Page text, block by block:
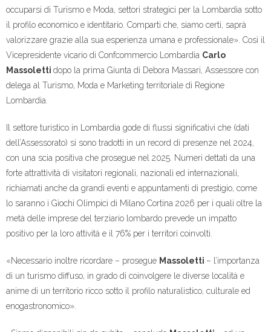
occuparsi di Turismo e Moda, settori strategici per la Lombardia sotto
il profilo economico e identitario. Comparti che, siamo certi, saprà
valorizzare grazie alla sua esperienza umana e professionale». Così il
Vicepresidente vicario di Confcommercio Lombardia Carlo
Massoletti dopo la prima Giunta di Debora Massari, Assessore con
delega al Turismo, Moda e Marketing territoriale di Regione
Lombardia.
Il settore turistico in Lombardia gode di flussi significativi che (dati
dell’Assessorato) si sono tradotti in un record di presenze nel 2024,
con una scia positiva che prosegue nel 2025. Numeri dettati da una
forte attrattività di visitatori regionali, nazionali ed internazionali,
richiamati anche da grandi eventi e appuntamenti di prestigio, come
lo saranno i Giochi Olimpici di Milano Cortina 2026 per i quali oltre la
metà delle imprese del terziario lombardo prevede un impatto
positivo per la loro attività e il 76% per i territori coinvolti.
«Necessario inoltre ricordare – prosegue Massoletti – l’importanza
di un turismo diffuso, in grado di coinvolgere le diverse località e
anime di un territorio ricco sotto il profilo naturalistico, culturale ed
enogastronomico».